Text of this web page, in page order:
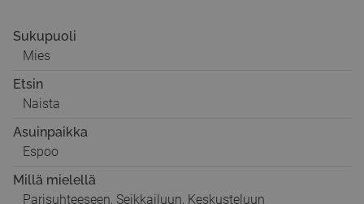
Sukupuoli
Mies
Etsin
Naista
Asuinpaikka
Espoo
Millä mielellä
Parisuhteeseen, Seikkailuun, Keskusteluun